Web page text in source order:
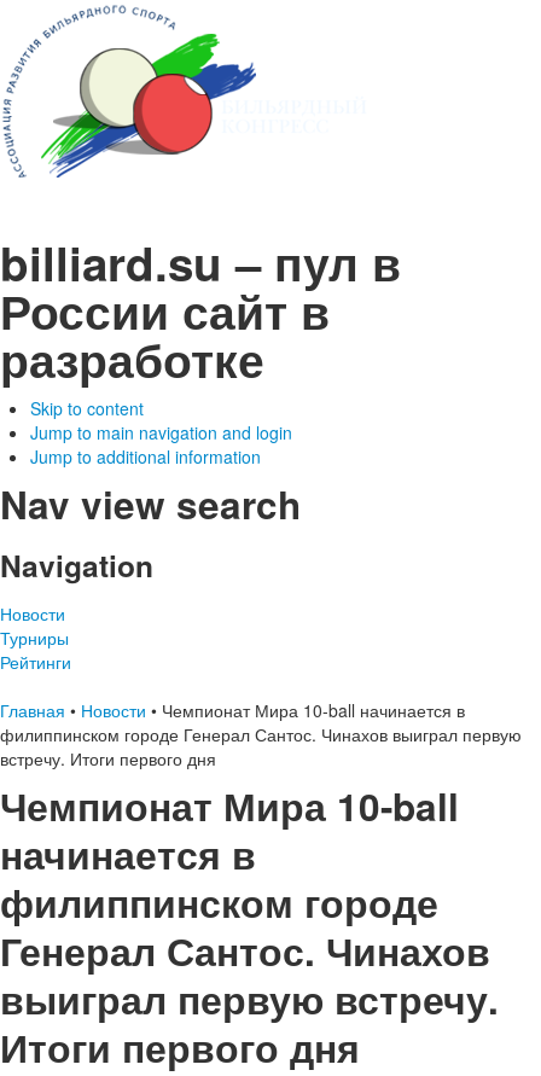
billiard.su – пул в
России сайт в
разработке
Skip to content
Jump to main navigation and login
Jump to additional information
Nav view search
Navigation
Новости
Турниры
Рейтинги
Главная • Новости • Чемпионат Мира 10-ball начинается в
филиппинском городе Генерал Сантос. Чинахов выиграл первую
встречу. Итоги первого дня
Чемпионат Мира 10-ball
начинается в
филиппинском городе
Генерал Сантос. Чинахов
выиграл первую встречу.
Итоги первого дня